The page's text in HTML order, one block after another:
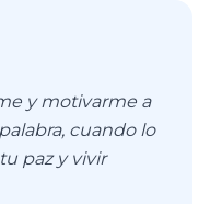
y motivarme a
cuando lo
paz y vivir